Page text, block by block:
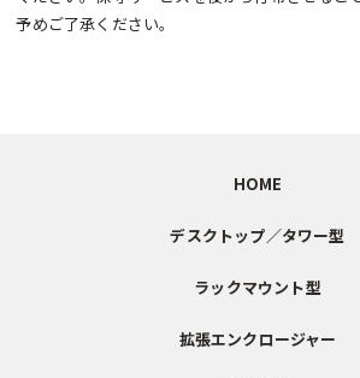
予めご了承ください。
HOME
デスクトップ／タワー型
ラックマウント型
拡張エンクロージャー